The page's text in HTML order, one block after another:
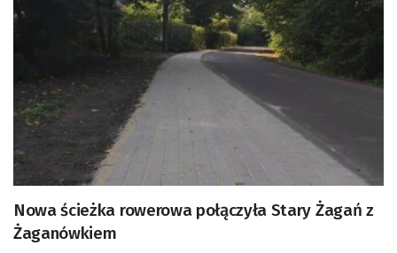
Nowa ścieżka rowerowa połączyła Stary Żagań z
Żaganówkiem